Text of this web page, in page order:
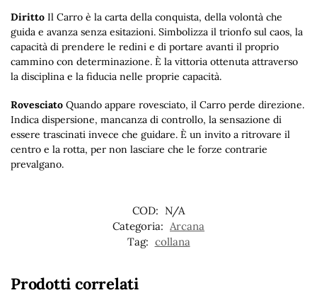
Diritto Il Carro è la carta della conquista, della volontà che
guida e avanza senza esitazioni. Simbolizza il trionfo sul caos, la
capacità di prendere le redini e di portare avanti il proprio
cammino con determinazione. È la vittoria ottenuta attraverso
la disciplina e la fiducia nelle proprie capacità.
Rovesciato Quando appare rovesciato, il Carro perde direzione.
Indica dispersione, mancanza di controllo, la sensazione di
essere trascinati invece che guidare. È un invito a ritrovare il
centro e la rotta, per non lasciare che le forze contrarie
prevalgano.
COD: N/A
Categoria: Arcana
Tag: collana
Prodotti correlati